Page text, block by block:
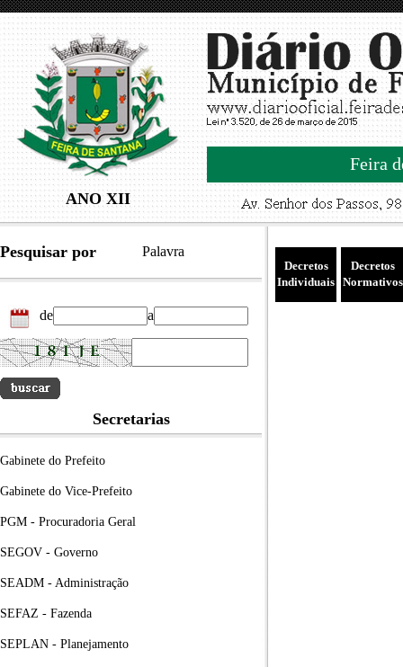
ANO XII
Feira
Pesquisar por Palavra
de a
Secretarias
Gabinete do Prefeito
Gabinete do Vice-Prefeito
PGM - Procuradoria Geral
SEGOV - Governo
SEADM - Administração
SEFAZ - Fazenda
SEPLAN - Planejamento
Decretos
Individuais
Decretos
Normativos